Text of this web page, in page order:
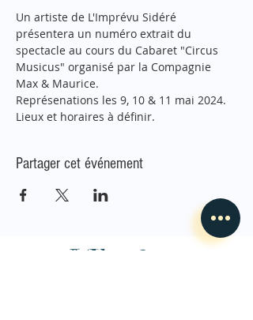
Un artiste de L'Imprévu Sidéré
présentera un numéro extrait du
spectacle au cours du Cabaret "Circus
Musicus" organisé par la Compagnie
Max & Maurice.
Représenations les 9, 10 & 11 mai 2024.
Lieux et horaires à définir.
Partager cet événement
L'Envoleur